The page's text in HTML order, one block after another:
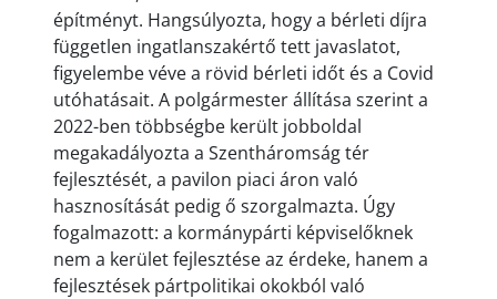
építményt. Hangsúlyozta, hogy a bérleti díjra
független ingatlanszakértő tett javaslatot,
figyelembe véve a rövid bérleti időt és a Covid
utóhatásait. A polgármester állítása szerint a
2022-ben többségbe került jobboldal
megakadályozta a Szentháromság tér
fejlesztését, a pavilon piaci áron való
hasznosítását pedig ő szorgalmazta. Úgy
fogalmazott: a kormánypárti képviselőknek
nem a kerület fejlesztése az érdeke, hanem a
fejlesztések pártpolitikai okokból való